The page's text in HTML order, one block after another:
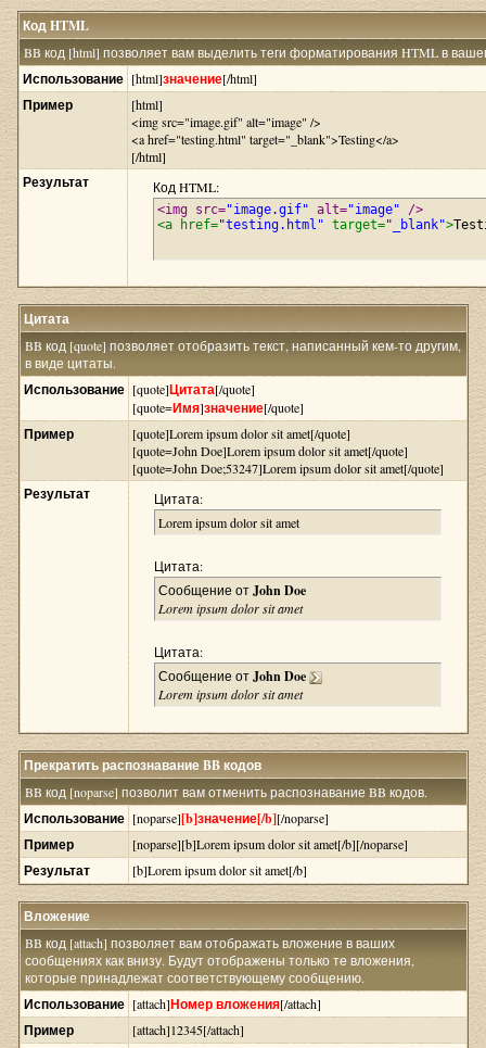
Код HTML
BB код [html] позволяет вам выделить теги форматирования HTML в
Использование [html]значение[/html]
Пример
[html]
<img src="image.gif" alt="image" />
<a href="testing.html" target="_blank">Testing</a>
[/html]
Результат Код HTML:
<img src="image.gif" alt="image" />
<a href="testing.html" target="_blank">
Цитата
BB код [quote] позволяет отобразить текст, написанный кем-то другим,
в виде цитаты.
Использование [quote]Цитата[/quote]
[quote=Имя]значение[/quote]
Пример
[quote]Lorem ipsum dolor sit amet[/quote]
[quote=John Doe]Lorem ipsum dolor sit amet[/quote]
[quote=John Doe;53247]Lorem ipsum dolor sit amet[/quote]
Результат
Цитата:
Lorem ipsum dolor sit amet
Цитата:
Сообщение отJohn Doe
Lorem ipsum dolor sit amet
Цитата:
Сообщение отJohn Doe
Lorem ipsum dolor sit amet
Прекратить распознавание BB кодов
BB код [noparse] позволит вам отменить распознавание BB кодов.
Использование [noparse][b]значение[/b][/noparse]
Пример [noparse][b]Lorem ipsum dolor sit amet[/b][/noparse]
Результат [b]Lorem ipsum dolor sit amet[/b]
Вложение
BB код [attach] позволяет вам отображать вложение в ваших
сообщениях как внизу. Будут отображены только те вложения,
которые принадлежат соответствующему сообщению.
Использование [attach]Номер вложения[/attach]
Пример [attach]12345[/attach]